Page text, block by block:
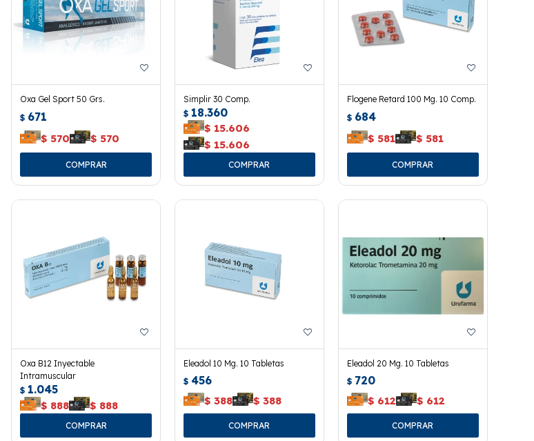
Oxa Gel Sport 50 Grs.
$ 671
$ 570 $ 570
Simplir 30 Comp.
$ 18.360
$ 15.606
$ 15.606
Flogene Retard 100 Mg. 10 Comp.
$ 684
$ 581 $ 581
Oxa B12 Inyectable
Intramuscular
$ 1.045
$ 888 $ 888
Eleadol 10 Mg. 10 Tabletas
$ 456
$ 388 $ 388
Eleadol 20 Mg. 10 Tabletas
$ 720
$ 612 $ 612